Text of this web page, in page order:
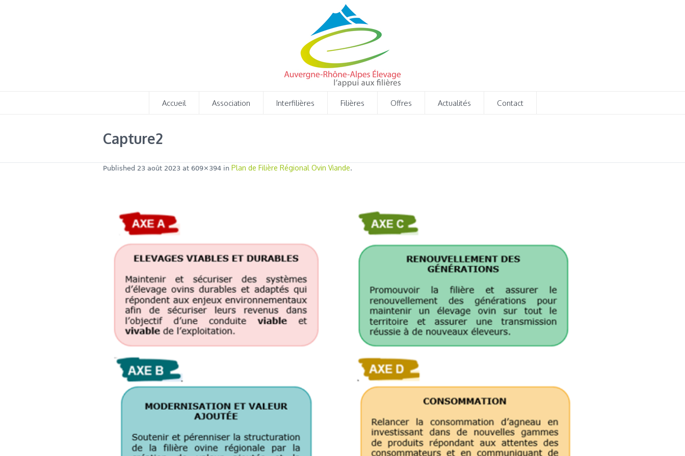
Accueil Association Interfilières Filières Offres Actualités Contact
Capture2
Published 23 août 2023 at 609×394 in Plan de Filière Régional Ovin Viande.